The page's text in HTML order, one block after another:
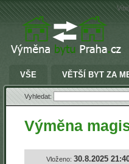
VŠE VĚTŠÍ BYT ZA
Vyhledat:
Výměna
Vloženo: 30.8.2025